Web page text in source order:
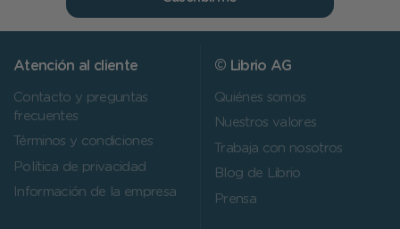
Atención al cliente
Contacto y preguntas
frecuentes
Términos y condiciones
Política de privacidad
Información de la empresa
© Librio AG
Quiénes somos
Nuestros valores
Trabaja con nosotros
Blog de Librio
Prensa